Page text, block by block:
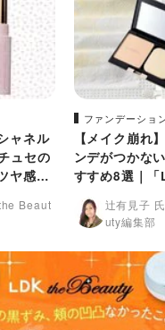
ャネル
ュセの
ヤ感｜
Beaut
ファンデーショ
【メイク崩れ
ンデがつかな
すすめ8選｜
辻有見子 氏
uty編集部